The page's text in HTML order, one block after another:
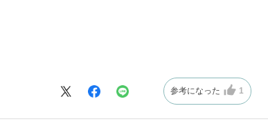
参考になった 1